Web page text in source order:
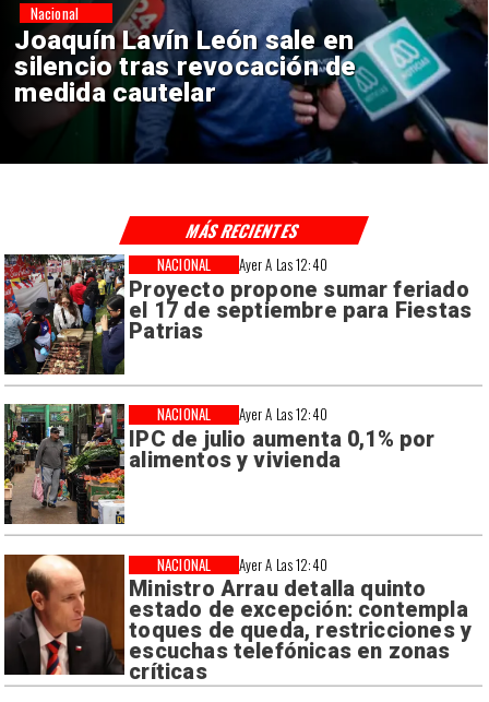
Chile y Venezuela formalizan
reinicio de relaciones
consulares
Nacional
Ayer A Las 12:40
Proyecto propone sumar feriado
el 17 de septiembre para Fiestas
Patrias
NACIONAL
Ayer A Las 12:40
IPC de julio aumenta 0,1% por
alimentos y vivienda
NACIONAL
Ayer A Las 12:40
Ministro Arrau detalla quinto
estado de excepción: contempla
toques de queda, restricciones y
escuchas telefónicas en zonas
críticas
NACIONAL
MÁS RECIENTES